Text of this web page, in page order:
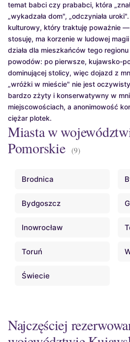
temat babci czy prababci, która
„wykadzała dom", „odczyniała
kulturowy, który traktuję poważnie
stosuję, ma korzenie w ludowej magii
działa dla mieszkańców tego
powodów: po pierwsze, kujawsko-
dominującej stolicy, więc dojazd z
„wróżki w mieście" nie jest
bardzo zżyty i konserwatywny w
miejscowościach, a anonimowość
ciężar plotek.
Miasta w
Pomorskie
(9)
Brodnica
Bydgoszcz
Inowrocław
Toruń
Świecie
Najczęściej